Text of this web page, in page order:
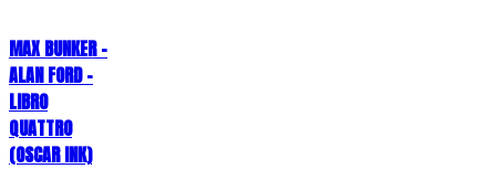
MAX BUNKER –
ALAN FORD –
LIBRO
QUATTRO
(OSCAR INK)